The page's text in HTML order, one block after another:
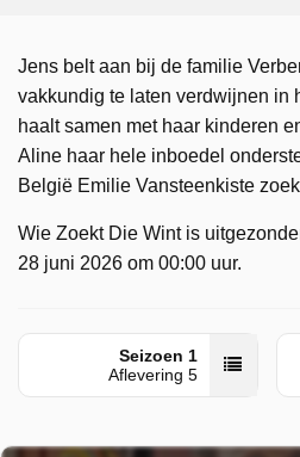
Jens belt aan bij de familie
vakkundig te laten verdwijnen in
haalt samen met haar kinderen
Aline haar hele inboedel
België Emilie Vansteenkiste
Wie Zoekt Die Wint is
28 juni 2026 om 00:00 uur.
Seizoen 1
Aflevering 5